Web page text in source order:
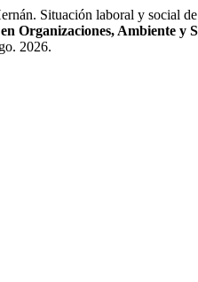
Situación laboral y social de
Organizaciones, Ambiente y
2026.